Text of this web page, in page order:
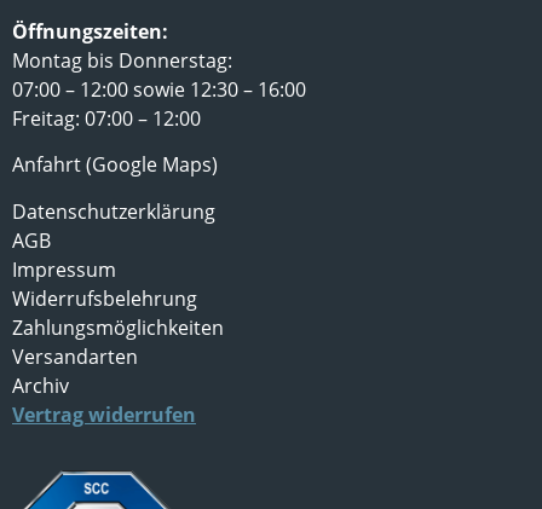
Öffnungszeiten:
Montag bis Donnerstag:
07:00 – 12:00 sowie 12:30 – 16:00
Freitag: 07:00 – 12:00
Anfahrt (Google Maps)
Datenschutzerklärung
AGB
Impressum
Widerrufsbelehrung
Zahlungsmöglichkeiten
Versandarten
Archiv
Vertrag widerrufen